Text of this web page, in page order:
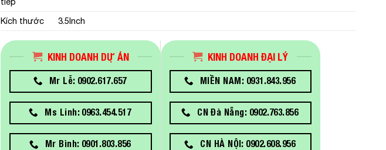
Kích thước 3.5Inch
KINH DOANH DỰ ÁN
Mr Lễ: 0902.617.657
Ms Linh: 0963.454.517
Mr Bình: 0901.803.856
KINH DOANH ĐẠI LÝ
MIỀN NAM: 0931.843.956
CN Đà Nẵng: 0902.763.856
CN HÀ NỘI: 0902.608.956